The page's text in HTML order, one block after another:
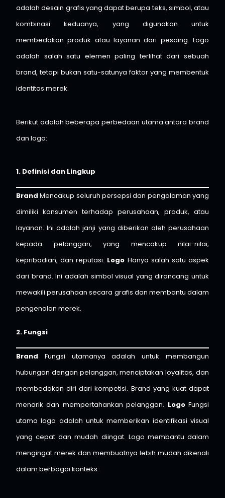
adalah desain grafis yang dapat berupa teks, simbol, atau
kombinasi keduanya, yang digunakan untuk
membedakan produk atau layanan dari pesaing. Logo
adalah salah satu elemen paling terlihat dari sebuah
brand, tetapi bukan satu-satunya faktor yang membentuk
identitas merek.
Berikut adalah beberapa perbedaan utama antara brand
dan logo:
1. Definisi dan Lingkup
Brand Mencakup seluruh persepsi dan pengalaman yang
dimiliki konsumen terhadap perusahaan, produk, atau
layanan. Ini adalah janji yang diberikan oleh perusahaan
kepada pelanggan, yang mencakup nilai-nilai,
kepribadian, dan reputasi. Logo Hanya salah satu aspek
dari brand. Ini adalah simbol visual yang dirancang untuk
mewakili perusahaan secara grafis dan membantu dalam
pengenalan merek.
2. Fungsi
Brand Fungsi utamanya adalah untuk membangun
hubungan dengan pelanggan, menciptakan loyalitas, dan
membedakan diri dari kompetisi. Brand yang kuat dapat
menarik dan mempertahankan pelanggan. LogoFungsi
utama logo adalah untuk memberikan identifikasi visual
yang cepat dan mudah diingat. Logo membantu dalam
mengingat merek dan membuatnya lebih mudah dikenali
dalam berbagai konteks.